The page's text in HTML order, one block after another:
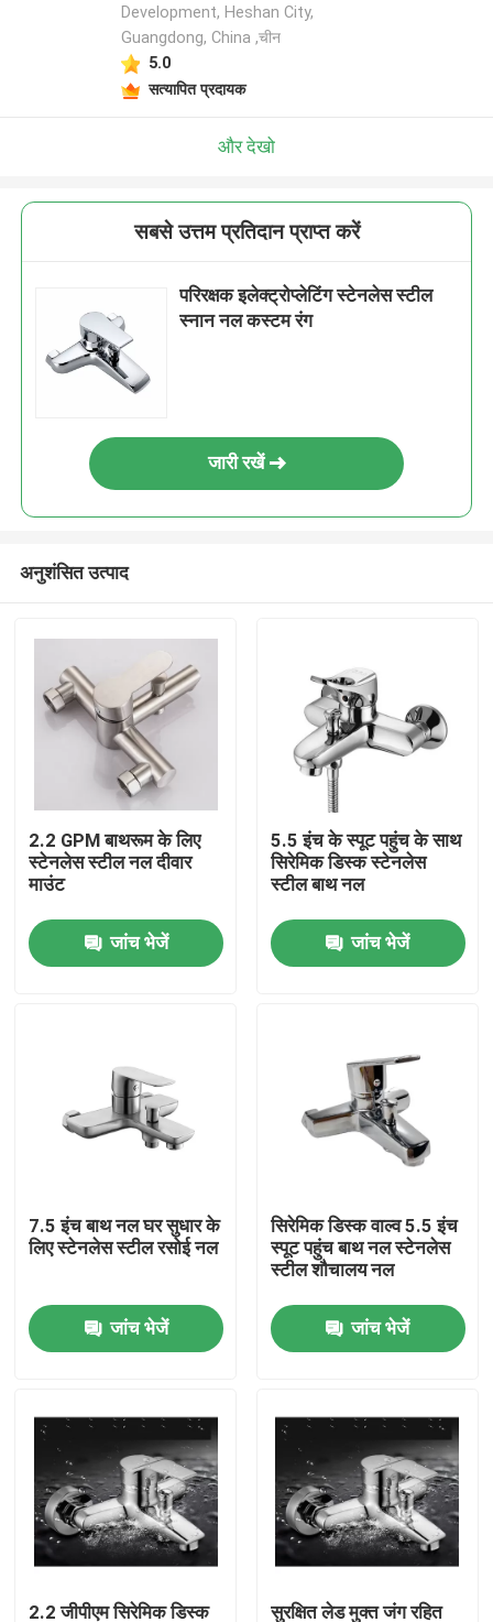
वीडियो
कारखाना भ्रमण
गुणवत्ता नियंत्रण
समाचार
मामलों
स्टेनलेस स्टील बेसिन नल
Development, Heshan City,
Guangdong, China ,चीन
5.0
सत्यापित प्रदायक
और देखो
सबसे उत्तम प्रतिदान प्राप्त करें
परिरक्षक इलेक्ट्रोप्लेटिंग स्टेनलेस स्टील
स्नान नल कस्टम रंग
जारी रखें
अनुशंसित उत्पाद
2.2 GPM बाथरूम के लिए
स्टेनलेस स्टील नल दीवार
माउंट
जांच भेजें
5.5 इंच के स्पूट पहुंच के साथ
सिरेमिक डिस्क स्टेनलेस
स्टील बाथ नल
जांच भेजें
7.5 इंच बाथ नल घर सुधार के
लिए स्टेनलेस स्टील रसोई नल
जांच भेजें
सिरेमिक डिस्क वाल्व 5.5 इंच
स्पूट पहुंच बाथ नल स्टेनलेस
स्टील शौचालय नल
जांच भेजें
2.2 जीपीएम सिरेमिक डिस्क सुरक्षित लेड मुक्त जंग रहित